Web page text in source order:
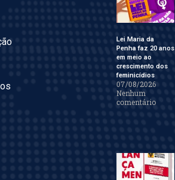
Lei Maria da
Penha faz 20 anos
em meio ao
crescimento dos
feminicídios
07/08/2026
Nenhum
comentário